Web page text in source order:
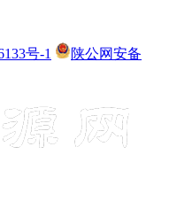
号-1
陕公网安备